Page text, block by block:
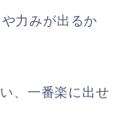
力みが出るか
、一番楽に出せ